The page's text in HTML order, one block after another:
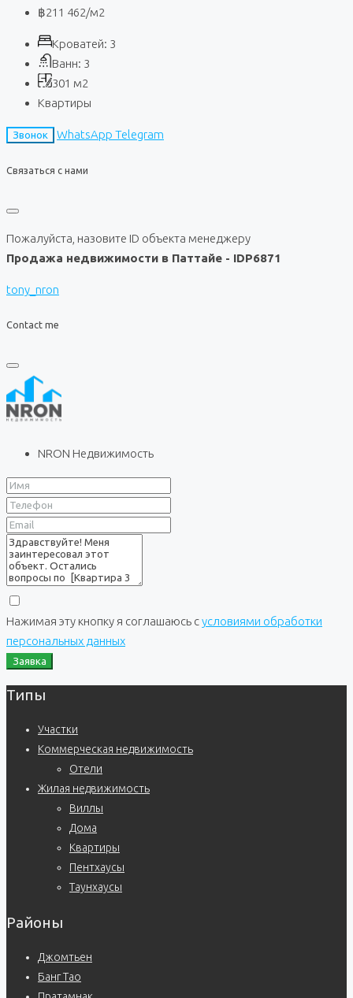
฿211 462/м2
Кроватей: 3
Ванн: 3
301 м2
Квартиры
Звонок WhatsApp Telegram
Связаться с нами
Пожалуйста, назовите ID объекта менеджеру
Продажа недвижимости в Паттайе - IDP6871
tony_nron
Contact me
NRON Недвижимость
Нажимая эту кнопку я соглашаюсь сусловиями обработки
персональных данных
Заявка
Типы
Участки
Коммерческая недвижимость
Отели
Жилая недвижимость
Виллы
Дома
Квартиры
Пентхаусы
Таунхаусы
Районы
Джомтьен
Банг Тао